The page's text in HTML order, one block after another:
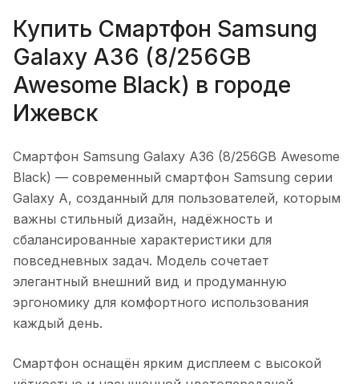
Купить Смартфон Samsung
Galaxy A36 (8/256GB
Awesome Black) в городе
Ижевск
Смартфон Samsung Galaxy A36 (8/256GB Awesome
Black) — современный смартфон Samsung серии
Galaxy A, созданный для пользователей, которым
важны стильный дизайн, надёжность и
сбалансированные характеристики для
повседневных задач. Модель сочетает
элегантный внешний вид и продуманную
эргономику для комфортного использования
каждый день.
Смартфон оснащён ярким дисплеем с высокой